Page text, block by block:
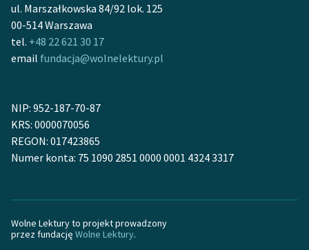
ul. Marszałkowska 84/92 lok. 125
00-514 Warszawa
tel. +48 22 621 30 17
email fundacja@wolnelektury.pl
NIP: 952-187-70-87
KRS: 0000070056
REGON: 017423865
Numer konta: 75 1090 2851 0000 0001 4324 3317
Wolne Lektury to projekt prowadzony
przez fundację Wolne Lektury.